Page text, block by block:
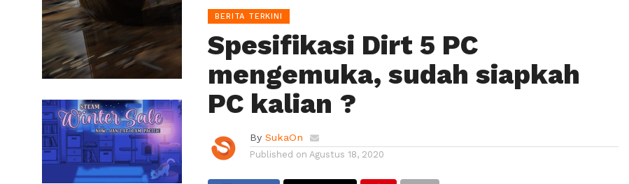
BERITA TERKINI
Spesifikasi Dirt 5 PC
mengemuka, sudah siapkah
PC kalian ?
By SukaOn
Published on Agustus 18, 2020